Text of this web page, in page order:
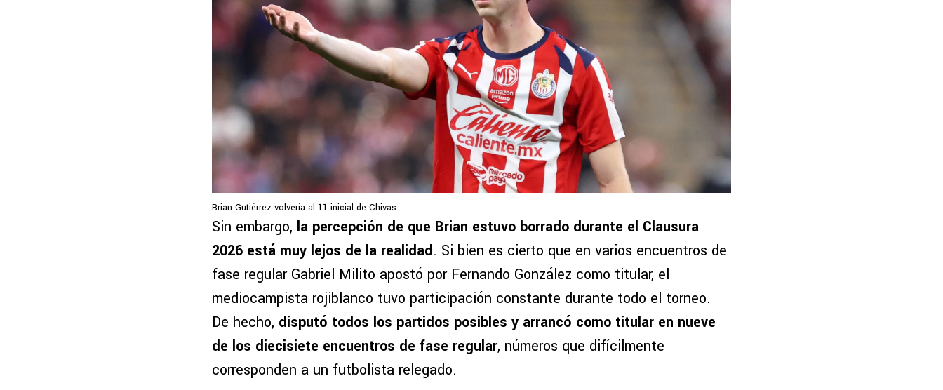
Brian Gutiérrez volvería al 11 inicial de Chivas.
Sin embargo, la percepción de que Brian estuvo borrado durante el Clausura
2026 está muy lejos de la realidad. Si bien es cierto que en varios encuentros de
fase regular Gabriel Milito apostó por Fernando González como titular, el
mediocampista rojiblanco tuvo participación constante durante todo el torneo.
De hecho, disputó todos los partidos posibles y arrancó como titular en nueve
de los diecisiete encuentros de fase regular, números que difícilmente
corresponden a un futbolista relegado.